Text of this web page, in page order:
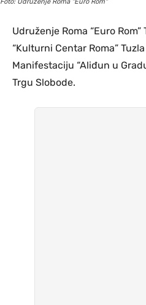
Foto: Udruzenje Roma "Euro Rom"
Udruženje Roma “Euro
“Kulturni Centar Roma”
Manifestaciju “Aliđun u
Trgu Slobode.